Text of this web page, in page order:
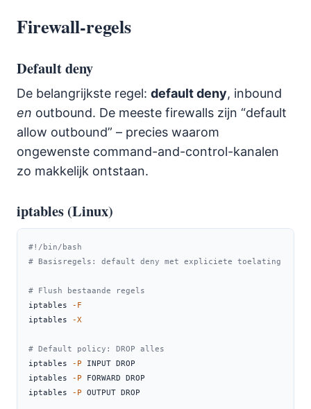
Firewall-regels
Default deny
De belangrijkste regel: default deny, inbound
en outbound. De meeste firewalls zijn “default
allow outbound” – precies waarom
ongewenste command-and-control-kanalen
zo makkelijk ontstaan.
iptables (Linux)
#!/bin/bash
# Basisregels: default deny met expliciete toelating
# Flush bestaande regels
iptables
-F
iptables
-X
# Default policy: DROP alles
iptables
-P INPUT DROP
iptables
-P FORWARD DROP
iptables
-P OUTPUT DROP